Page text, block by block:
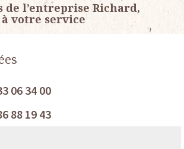
de l’entreprise Richard,
à votre service
06 34 00
88 19 43